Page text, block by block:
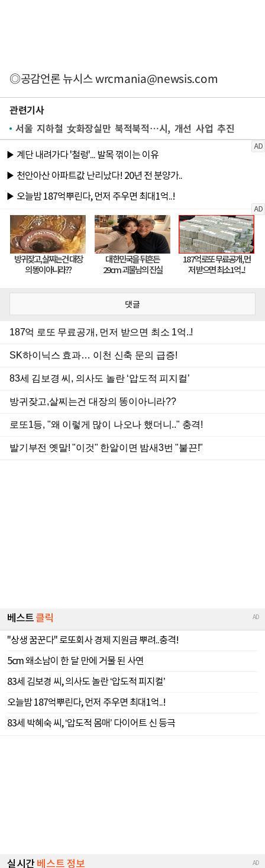
◎공감언론 뉴시스wrcmania@newsis.com
관련기사
서울 지하철 女화장실만 북적북적…시, 개선 사업 추진
댓글